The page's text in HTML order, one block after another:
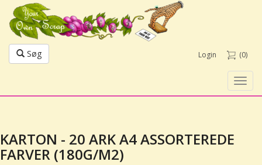
Søg Login (0)
KARTON - 20 ARK A4 ASSORTEREDE
FARVER (180G/M2)